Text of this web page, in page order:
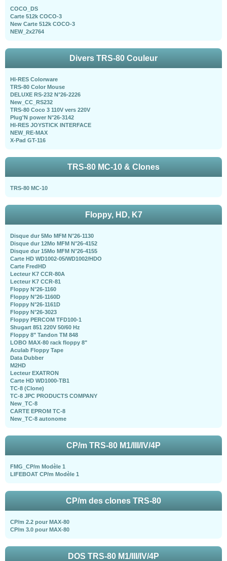
COCO_DS
Carte 512k COCO-3
New Carte 512k COCO-3
NEW_2x2764
Divers TRS-80 Couleur
HI-RES Colorware
TRS-80 Color Mouse
DELUXE RS-232 N°26-2226
New_CC_RS232
TRS-80 Coco 3 110V vers 220V
Plug'N power N°26-3142
HI-RES JOYSTICK INTERFACE
NEW_RE-MAX
X-Pad GT-116
TRS-80 MC-10 & Clones
TRS-80 MC-10
Floppy, HD, K7
Disque dur 5Mo MFM N°26-1130
Disque dur 12Mo MFM N°26-4152
Disque dur 15Mo MFM N°26-4155
Carte HD WD1002-05/WD1002/HDO
Carte FredHD
Lecteur K7 CCR-80A
Lecteur K7 CCR-81
Floppy N°26-1160
Floppy N°26-1160D
Floppy N°26-1161D
Floppy N°26-3023
Floppy PERCOM TFD100-1
Shugart 851 220V 50/60 Hz
Floppy 8" Tandon TM 848
LOBO MAX-80 rack floppy 8"
Aculab Floppy Tape
Data Dubber
M2HD
Lecteur EXATRON
Carte HD WD1000-TB1
TC-8 (Clone)
TC-8 JPC PRODUCTS COMPANY
New_TC-8
CARTE EPROM TC-8
New_TC-8 autonome
CP/m TRS-80 M1/III/IV/4P
FMG_CP/m Modèle 1
LIFEBOAT CP/m Modèle 1
CP/m des clones TRS-80
CP/m 2.2 pour MAX-80
CP/m 3.0 pour MAX-80
DOS TRS-80 M1/III/IV/4P